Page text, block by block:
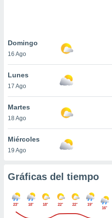
únicos
similares
como
sitio
de
posible
en
a lo que
Para
su
Domingo
16 Ago
Lunes
17 Ago
Martes
18 Ago
Miércoles
19 Ago
Gráficas del tiempo
23° 18° 18° 22° 22° 19°
16°